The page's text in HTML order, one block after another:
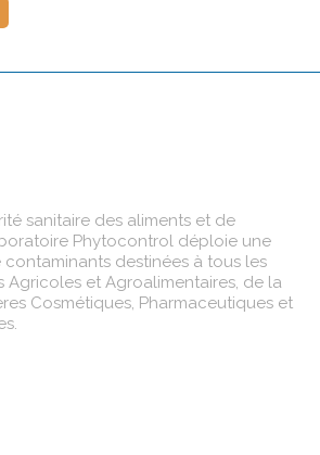
sanitaire des aliments et de
Phytocontrol déploie une
contaminants destinées à tous les
Agricoles et Agroalimentaires, de la
Cosmétiques, Pharmaceutiques et